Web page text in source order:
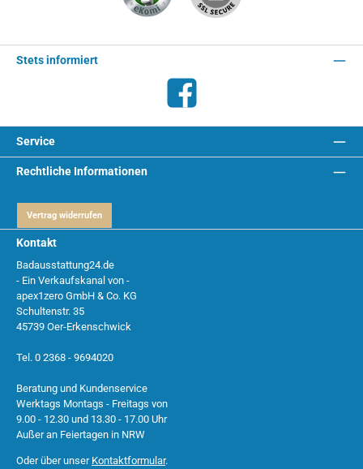
Stets informiert
Facebook
Kontakt
Badausstattung24.de
- Ein Verkaufskanal von -
apex1zero GmbH & Co. KG
Schultenstr. 35
45739 Oer-Erkenschwick
Tel. 0 2368 - 9694020
Beratung und Kundenservice
Werktags Montags - Freitags von
9.00 - 12.30 und 13.30 - 17.00 Uhr
Außer an Feiertagen in NRW
Oder über unser Kontaktformular.
Service
Rechtliche Informationen
Vertrag widerrufen